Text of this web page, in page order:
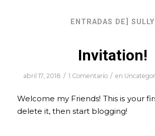
ENTRADAS DE] SULLY
Invitation!
abril 17, 2018 / 1 Comentario / en
Welcome my Friends! This is your
delete it, then start blogging!